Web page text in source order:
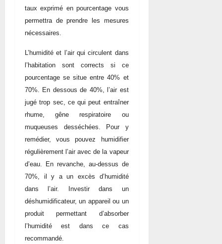
taux exprimé en pourcentage vous
permettra de prendre les mesures
nécessaires.
L’humidité et l’air qui circulent dans
l’habitation sont corrects si ce
pourcentage se situe entre 40% et
70%. En dessous de 40%, l’air est
jugé trop sec, ce qui peut entraîner
rhume, gêne respiratoire ou
muqueuses desséchées. Pour y
remédier, vous pouvez humidifier
régulièrement l’air avec de la vapeur
d’eau. En revanche, au-dessus de
70%, il y a un excès d’humidité
dans l’air. Investir dans un
déshumidificateur, un appareil ou un
produit permettant d’absorber
l’humidité est dans ce cas
recommandé.